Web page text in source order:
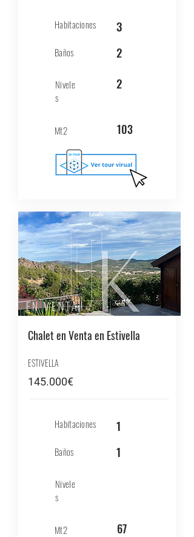
Habitaciones 3
Baños 2
Nivele
s
2
Mt2 103
EN VENTA
Chalet en Venta en Estivella
ESTIVELLA
145.000€
Habitaciones 1
Baños 1
Nivele
s
Mt2 67
Estivella